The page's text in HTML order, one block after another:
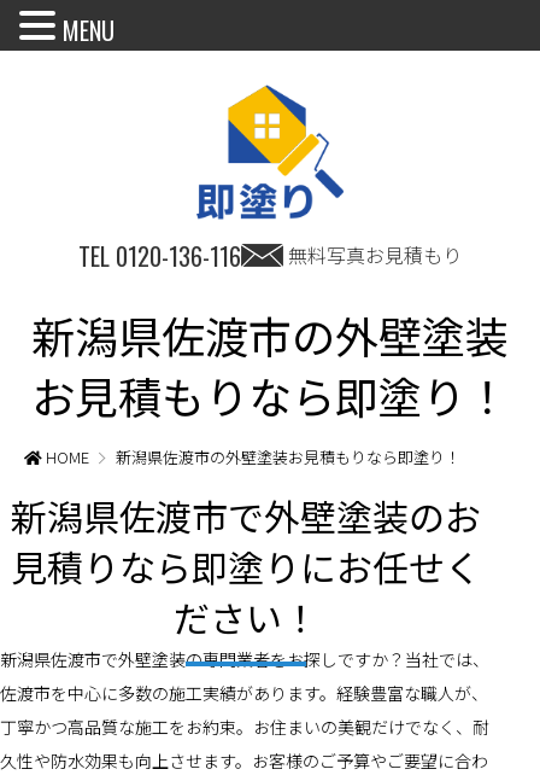
TEL 0120-136-116 無料写真お見積もり
新潟県佐渡市の外壁塗装
お見積もりなら即塗り！
HOME 新潟県佐渡市の外壁塗装お見積もりなら即塗り！
新潟県佐渡市で外壁塗装のお
見積りなら即塗りにお任せく
ださい！
新潟県佐渡市で外壁塗装の専門業者をお探しですか？当社では、
佐渡市を中心に多数の施工実績があります。経験豊富な職人が、
丁寧かつ高品質な施工をお約束。お住まいの美観だけでなく、耐
久性や防水効果も向上させます。お客様のご予算やご要望に合わ
MENU